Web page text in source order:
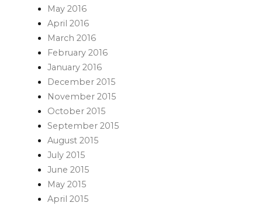
May 2016
April 2016
March 2016
February 2016
January 2016
December 2015
November 2015
October 2015
September 2015
August 2015
July 2015
June 2015
May 2015
April 2015